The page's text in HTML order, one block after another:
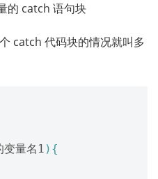
的 catch 语句块
catch 代码块的情况就叫多
变量名1 ){